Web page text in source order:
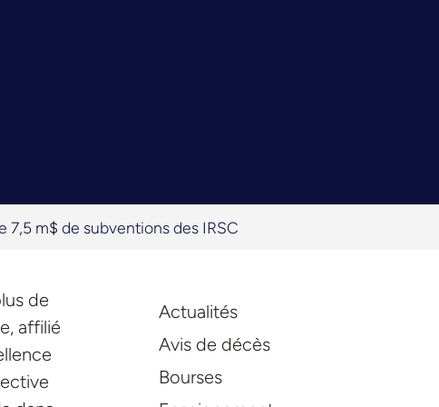
m$ de subventions des IRSC
de
affilié
Actualités
Avis de décès
Bourses